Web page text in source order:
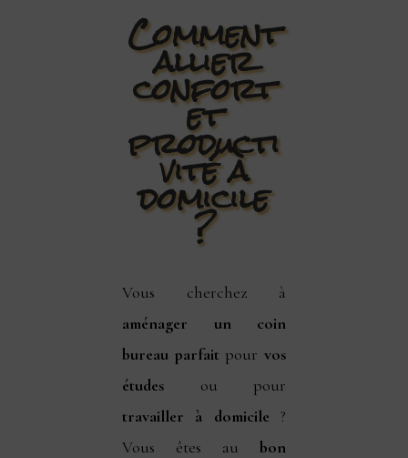
Comment
allier
confort
et
producti
vité à
domicile
?
Vous cherchez à
aménager un coin
bureau parfait pour vos
études ou pour
travailler à domicile ?
Vous êtes au bon